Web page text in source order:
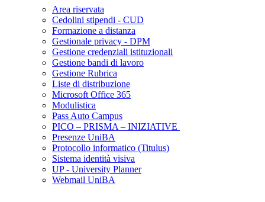
Area riservata
Cedolini stipendi - CUD
Formazione a distanza
Gestionale privacy - DPM
Gestione credenziali istituzionali
Gestione bandi di lavoro
Gestione Rubrica
Liste di distribuzione
Microsoft Office 365
Modulistica
Pass Auto Campus
PICO – PRISMA – INIZIATIVE
Presenze UniBA
Protocollo informatico (Titulus)
Sistema identità visiva
UP - University Planner
Webmail UniBA